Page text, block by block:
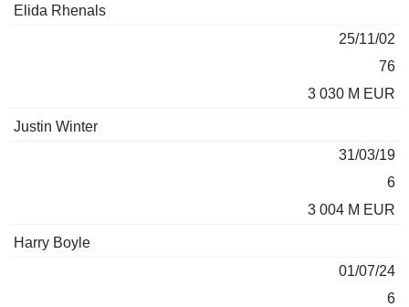
Elida Rhenals
25/11/02
76
3 030 M EUR
Justin Winter
31/03/19
6
3 004 M EUR
Harry Boyle
01/07/24
6